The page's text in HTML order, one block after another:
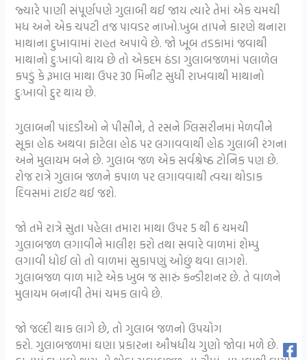
જ્યારે પાણી સંપૂર્ણપણે ગુલાબી થઈ જાય ત્યારે તેમાં એક ચમચી
મધ અને એક ચપટી તજ પાવડર નાખો.ખુબ તાપને કારણે થનારા
માથાના દુખાવામાં રાહત અપાવે છે. જો ખૂબ તડકામાં જવાથી
માથાનો દુઃખાવો થાય છે તો એકદમ ઠંડા ગુલાબજળમાં પલાળેલ
કપડું કે રૂમાલ માથા ઉપર 30 મિનીટ સુધી રાખવાથી માથાનો
દુઃખાવો દુર થાય છે.
ગુલાબની પાંદડીઓ ને પીસીને, તે રસને ગ્લિસરીનમાં મેળવીને
સૂકા હોઠ અથવા ફાટેલા હોઠ પર લગાવવાથી હોઠ ગુલાબી રંગના
અને મુલાયમ બને છે. ગુલાબ જળ એક સર્વશ્રેષ્ઠ ટોનિક પણ છે.
રોજ રાત્રે ગુલાબ જળને કપાળ પર લગાવવાથી ત્વચા થોડાક
દિવસમાં ટાઈટ થઈ જશે.
જો તમે રાત્રે સુતા પહેલા તમારા માથા ઉપર 5 થી 6 ચમચી
ગુલાબજળ લગાવીને માલીશ કરો તથા સવારે વાળમાં શેમ્પુ
લગાવી ધોઈ લો તો વાળમાં સુકાપણું ઓછું થવા લાગશે.
ગુલાબજળ વાળ માટે એક ખુબ જ સારું કન્ડીશનર છે. તે વાળને
મુલાયમ બનાવી તેમાં ચમક લાવે છે.
જો જલ્દી થાક લાગે છે, તો ગુલાબ જળનો ઉપયોગ
કરો. ગુલાબજળમાં ઘણા પ્રકારના ઔષધીય ગુણો જોવા મળે છે.